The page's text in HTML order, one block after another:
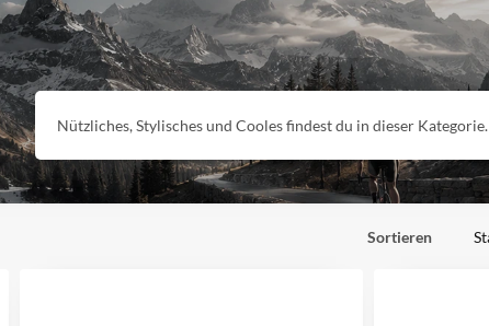
Nützliches, Stylisches und Cooles findest du in dieser Kategorie.
Sortieren